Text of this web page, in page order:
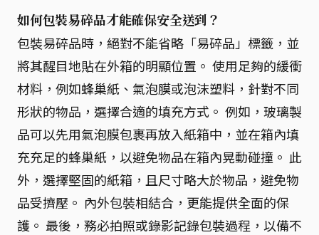
如何包裝易碎品才能確保安全送到？
包裝易碎品時，絕對不能省略「易碎品」標籤，並
將其醒目地貼在外箱的明顯位置。 使用足夠的緩衝
材料，例如蜂巢紙、氣泡膜或泡沫塑料，針對不同
形狀的物品，選擇合適的填充方式。 例如，玻璃製
品可以先用氣泡膜包裹再放入紙箱中，並在箱內填
充充足的蜂巢紙，以避免物品在箱內晃動碰撞。 此
外，選擇堅固的紙箱，且尺寸略大於物品，避免物
品受擠壓。 內外包裝相結合，更能提供全面的保
護。 最後，務必拍照或錄影記錄包裝過程，以備不